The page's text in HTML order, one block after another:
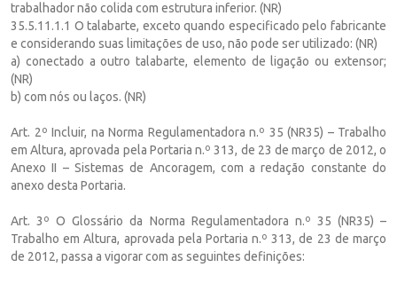
trabalhador não colida com estrutura inferior. (NR)
35.5.11.1.1 O talabarte, exceto quando especificado pelo fabricante
e considerando suas limitações de uso, não pode ser utilizado: (NR)
a) conectado a outro talabarte, elemento de ligação ou extensor;
(NR)
b) com nós ou laços. (NR)
Art. 2º Incluir, na Norma Regulamentadora n.º 35 (NR35) – Trabalho
em Altura, aprovada pela Portaria n.º 313, de 23 de março de 2012, o
Anexo II – Sistemas de Ancoragem, com a redação constante do
anexo desta Portaria.
Art. 3º O Glossário da Norma Regulamentadora n.º 35 (NR35) –
Trabalho em Altura, aprovada pela Portaria n.º 313, de 23 de março
de 2012, passa a vigorar com as seguintes definições: